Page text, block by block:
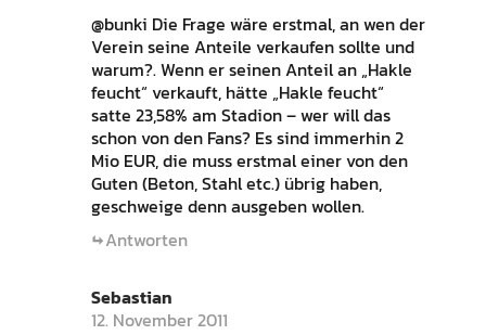
@bunki Die Frage wäre erstmal, an wen der
Verein seine Anteile verkaufen sollte und
warum?. Wenn er seinen Anteil an „Hakle
feucht“ verkauft, hätte „Hakle feucht“
satte 23,58% am Stadion – wer will das
schon von den Fans? Es sind immerhin 2
Mio EUR, die muss erstmal einer von den
Guten (Beton, Stahl etc.) übrig haben,
geschweige denn ausgeben wollen.
Antworten
Sebastian
12. November 2011